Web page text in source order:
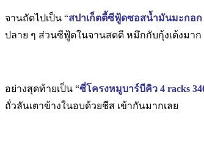
จานถัดไปเป็น “สปาเก็ตตี้ซีฟู้ดซอสน้ำมันมะกอก
ปลาย ๆ ส่วนซีฟู้ดในจานสดดี หมึกกับกุ้งเด้งมา
อย่างสุดท้ายเป็น “ซี่โครงหมูบาร์บีคิว 4 racks
ถั่วลันเตาข้างในอบด้วยชีส เข้ากันมากเลย